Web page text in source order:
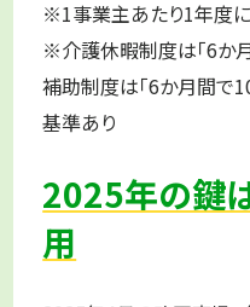
※1事業主あたり1年度
※介護休暇制度は「6か
補助制度は「6か月間で
基準あり
2025年の鍵
用